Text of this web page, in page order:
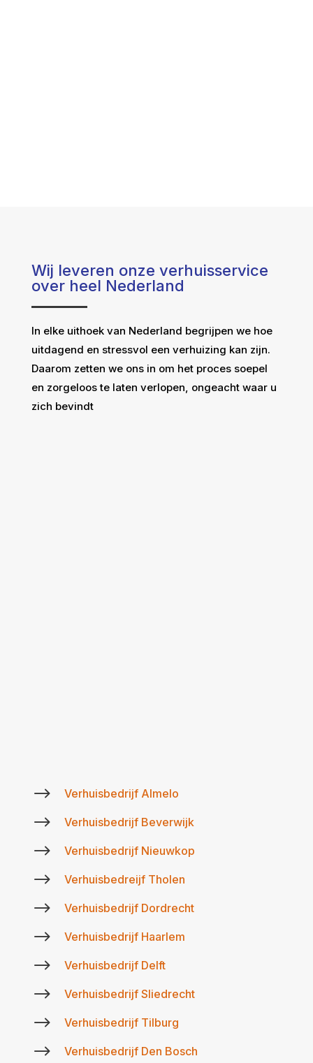
Wij leveren onze verhuisservice
over heel Nederland
In elke uithoek van Nederland begrijpen we hoe
uitdagend en stressvol een verhuizing kan zijn.
Daarom zetten we ons in om het proces soepel
en zorgeloos te laten verlopen, ongeacht waar u
zich bevindt
$ Verhuisbedrijf Almelo
$ Verhuisbedrijf Beverwijk
$ Verhuisbedrijf Nieuwkop
$ Verhuisbedreijf Tholen
$ Verhuisbedrijf Dordrecht
$ Verhuisbedrijf Haarlem
$ Verhuisbedrijf Delft
$ Verhuisbedrijf Sliedrecht
$ Verhuisbedrijf Tilburg
$ Verhuisbedrijf Den Bosch